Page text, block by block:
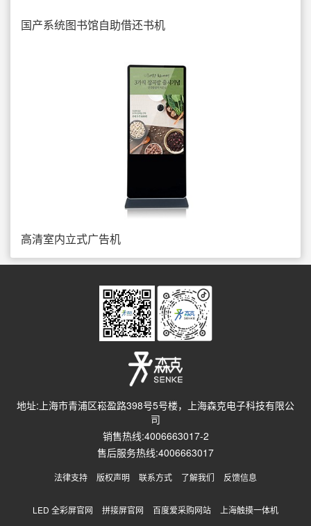
国产系统图书馆自助借还书机
高清室内立式广告机
地址:上海市青浦区崧盈路398号5号楼，上海森克电子科技有限公
司
销售热线:4006663017-2
售后服务热线:4006663017
法律支持 版权声明 联系方式 了解我们 反馈信息
LED 全彩屏官网 拼接屏官网 百度爱采购网站 上海触摸一体机